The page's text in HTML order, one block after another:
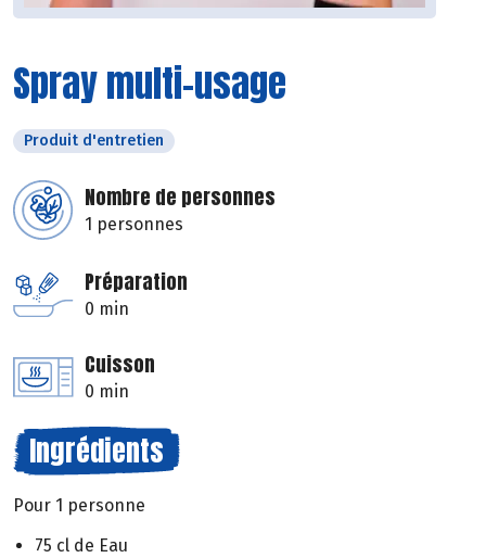
Spray multi-usage
Produit d'entretien
Nombre de personnes
1 personnes
Préparation
0 min
Cuisson
0 min
Ingrédients
Pour 1 personne
75 cl de Eau